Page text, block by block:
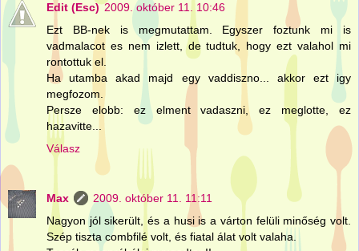
Edit (Esc) 2009. október 11. 10:46
Ezt BB-nek is megmutattam. Egyszer foztunk mi is
vadmalacot es nem izlett, de tudtuk, hogy ezt valahol mi
rontottuk el.
Ha utamba akad majd egy vaddiszno... akkor ezt igy
megfozom.
Persze elobb: ez elment vadaszni, ez meglotte, ez
hazavitte...
Válasz
Max
2009. október 11. 11:11
Nagyon jól sikerült, és a husi is a várton felüli minőség volt.
Szép tiszta combfilé volt, és fiatal álat volt valaha.